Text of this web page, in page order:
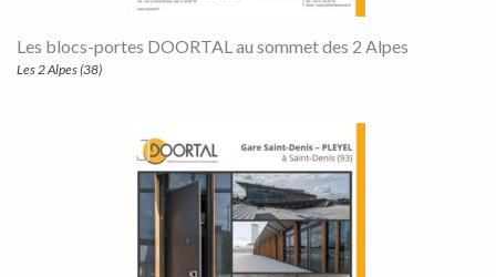
Les blocs-portes DOORTAL au sommet des 2 Alpes
Les 2 Alpes (38)